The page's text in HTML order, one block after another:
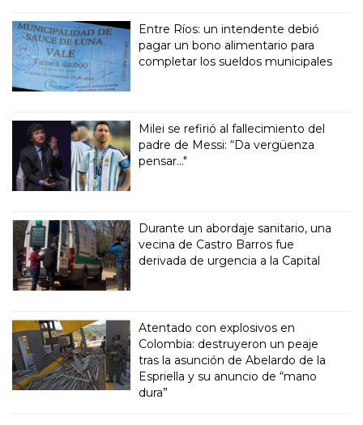
Entre Ríos: un intendente debió
pagar un bono alimentario para
completar los sueldos municipales
Milei se refirió al fallecimiento del
padre de Messi: “Da vergüenza
pensar..."
Durante un abordaje sanitario, una
vecina de Castro Barros fue
derivada de urgencia a la Capital
Atentado con explosivos en
Colombia: destruyeron un peaje
tras la asunción de Abelardo de la
Espriella y su anuncio de “mano
dura”